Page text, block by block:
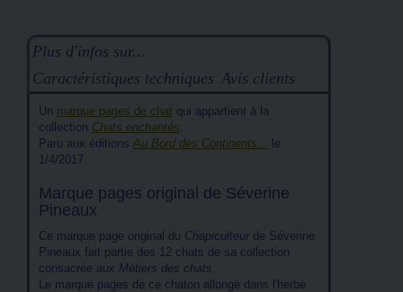
Plus d'infos sur...
Caractéristiques techniques Avis clients
Un marque pages de chat qui appartient à la
collection Chats enchantés.
Paru aux éditions Au Bord des Continents...
le
1/4/2017.
Marque pages original de Séverine
Pineaux
Ce marque page original du Chapiculteurde Séverine
Pineaux fait partie des 12 chats de sa collection
consacrée aux Métiers des chats.
Le marque pages de ce chaton allongé dans l'herbe